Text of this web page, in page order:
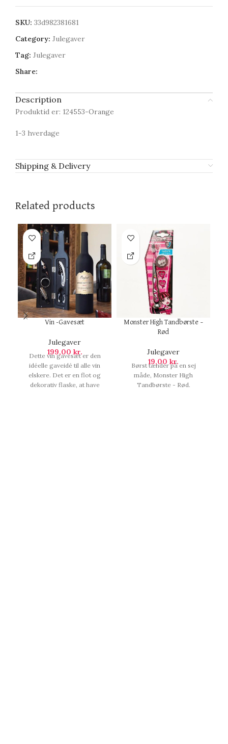
SKU: 33d982381681
Category: Julegaver
Tag: Julegaver
Share:
Description
Produktid er: 124553-Orange
1-3 hverdage
Shipping & Delivery
Related products
Vin -Gavesæt
Julegaver
199,00 kr.
Dette vin gavesæt er den
idéelle gaveidé til alle vin
elskere. Det er en flot og
dekorativ flaske, at have
Monster High Tandbørste –
Rød
Julegaver
19,00 kr.
Børst tænder på en sej
måde, Monster High
Tandbørste - Rød.